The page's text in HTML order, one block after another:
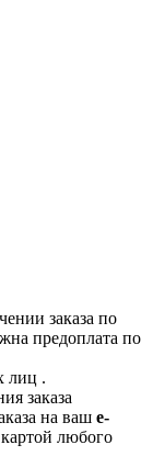
заказа по
предоплата по
лиц .
заказа
на ваш e-
любого